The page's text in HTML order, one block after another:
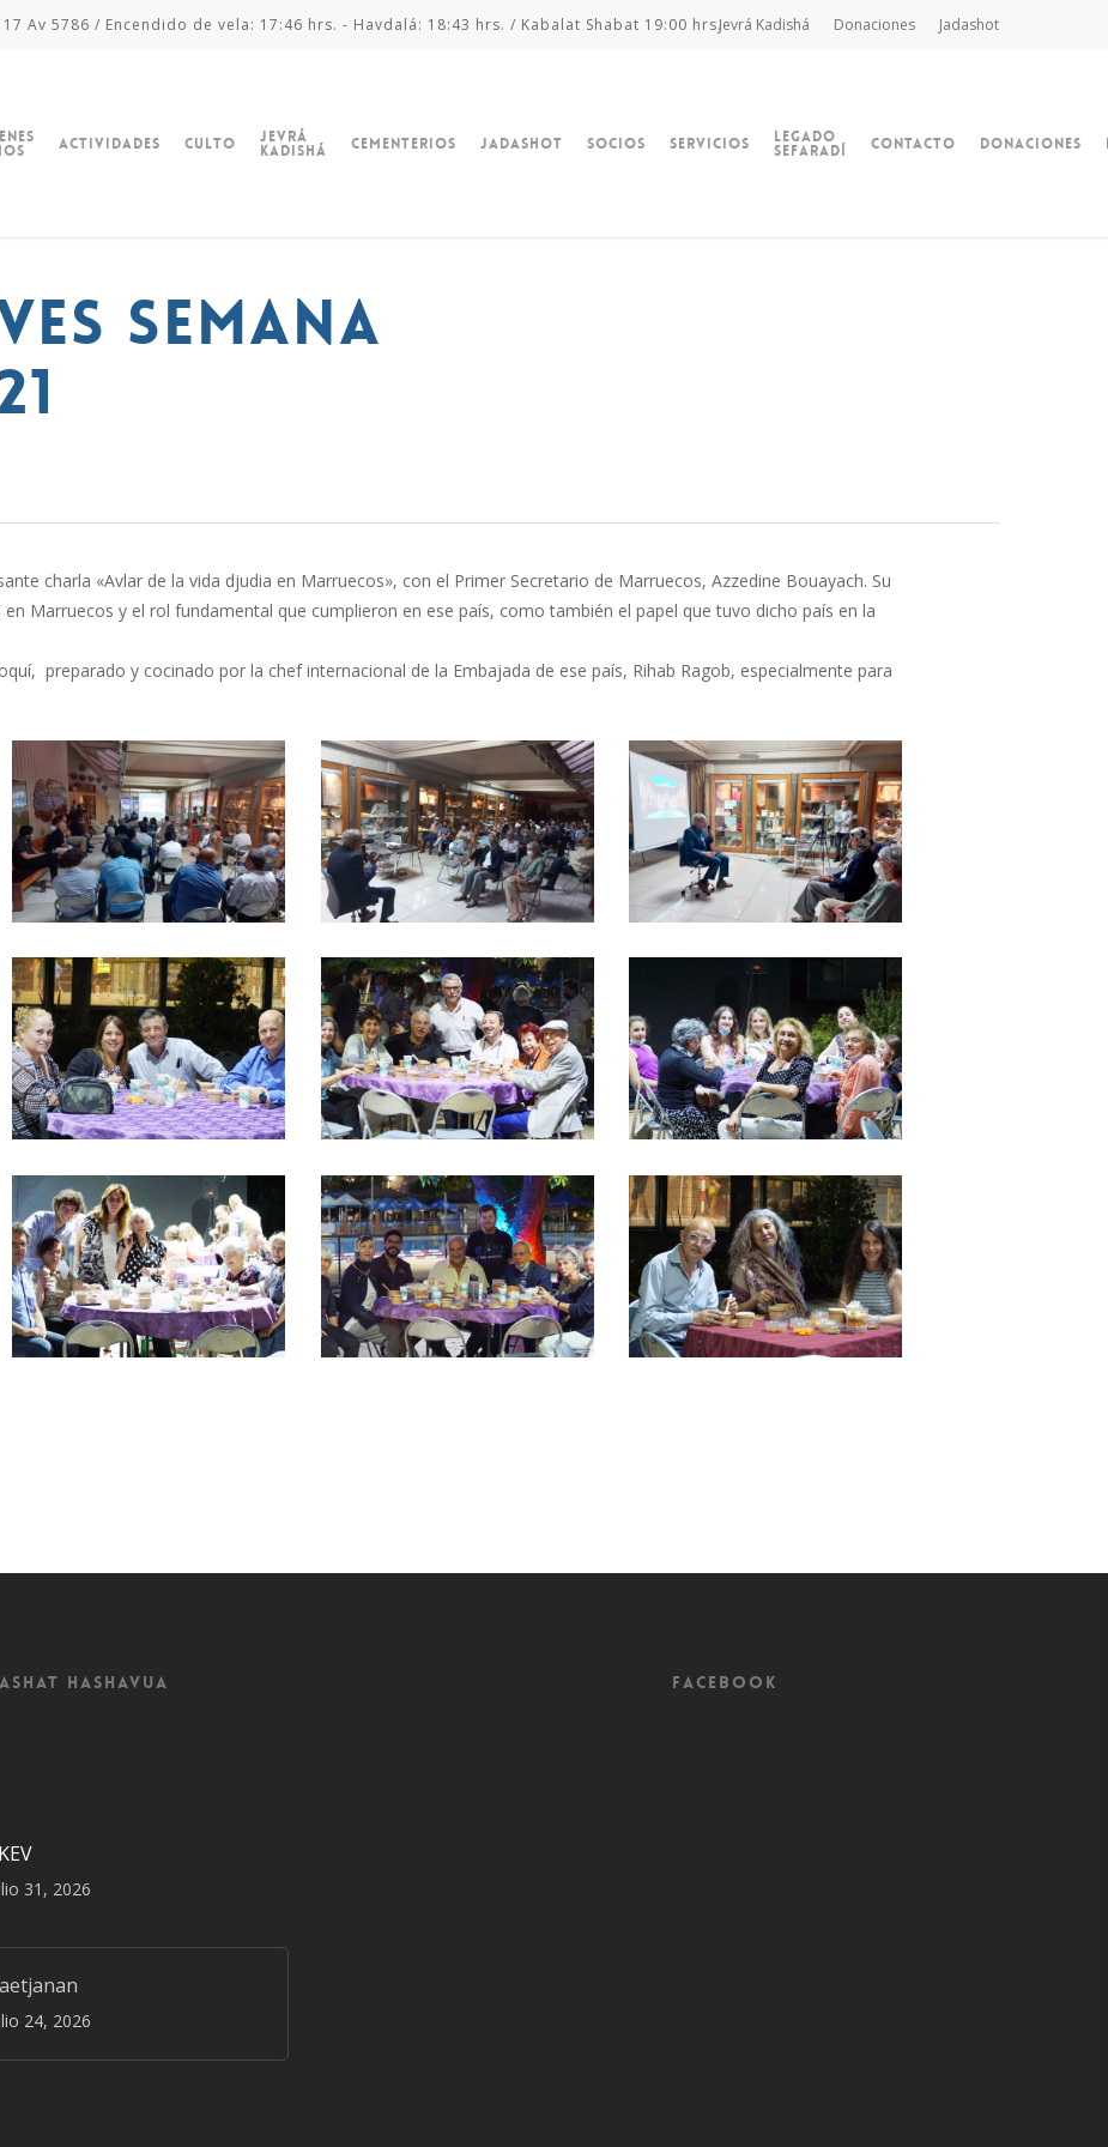
17 Av 5786 / Encendido de vela: 17:46 hrs. - Havdalá: 18:43 hrs. / Kabalat Shabat 19:00 hrs.Jevrá Kadishá Donaciones Jadashot
Actividades Culto Jevrá
Kadishá Cementerios Jadashot Socios Servicios Legado
Sefaradí Contacto Donaciones
Semana
charla «Avlar de la vida djudia en Marruecos», con el Primer Secretario de Marruecos, Azzedine Bouayach. Su
Marruecos y el rol fundamental que cumplieron en ese país, como también el papel que tuvo dicho país en la
preparado y cocinado por la chef internacional de la Embajada de ese país, Rihab Ragob, especialmente para
Hashavua
31, 2026
24, 2026
Facebook